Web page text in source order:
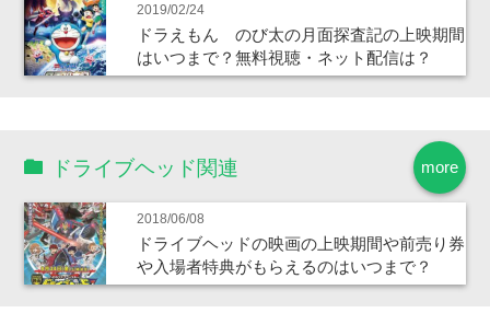
2019/02/24
ドラえもん のび太の月面探査記の上映期間
はいつまで？無料視聴・ネット配信は？
more
ドライブヘッド関連
2018/06/08
ドライブヘッドの映画の上映期間や前売り券
や入場者特典がもらえるのはいつまで？